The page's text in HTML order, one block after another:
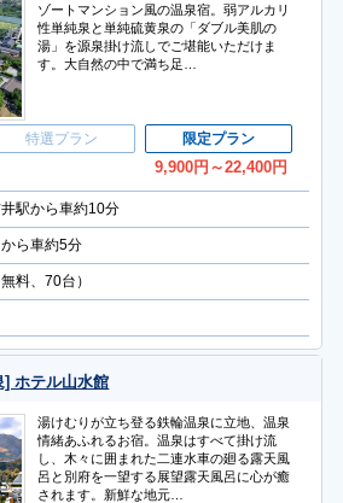
ゾートマンション風の温泉宿。弱アルカリ
性単純泉と単純硫黄泉の「ダブル美肌の
湯」を源泉掛け流しでご堪能いただけま
す。大自然の中で満ち足…
特選プラン 限定プラン
9,900円 ～22,400円
駅から車約10分
ら車約5分
料、70台）
] ホテル山水館
湯けむりが立ち登る鉄輪温泉に立地、温泉
情緒あふれるお宿。温泉はすべて掛け流
し、木々に囲まれた二連水車の廻る露天風
呂と別府を一望する展望露天風呂に心が癒
されます。新鮮な地元…